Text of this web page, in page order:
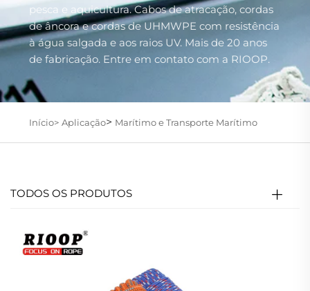
pesca e aquicultura. Cabos de atracação, cordas
de âncora e cordas de UHMWPE com resistência
à água salgada e aos raios UV. Mais de 20 anos
de fabricação. Entre em contato com a RIOOP.
Início> Aplicação> Marítimo e Transporte Marítimo
TODOS OS PRODUTOS